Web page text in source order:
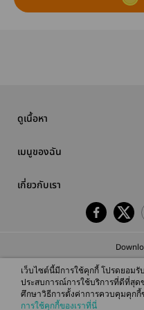
ดูเนื้อหา
เมนูของฉัน
เกี่ยวกับเรา
© 2026 readAwrite.com by
This site is protected by reCAPTCHA and
เว็บไซต์นี้มีการใช้คุกกี้ โปรดยอมรั
ประสบการณ์การใช้บริการที่ดีที่สุด
ศึกษาวิธีการตั้งค่าการควบคุมคุกกี้
การใช้คุกกี้ของเราที่นี่